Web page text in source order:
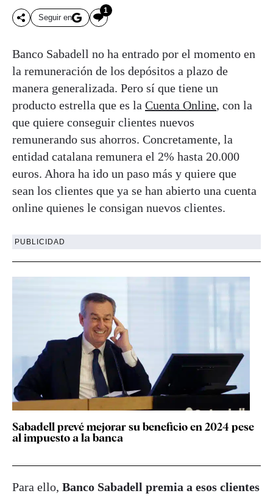
Seguir en
1
Banco Sabadell no ha entrado por el momento en
la remuneración de los depósitos a plazo de
manera generalizada. Pero sí que tiene un
producto estrella que es la Cuenta Online, con la
que quiere conseguir clientes nuevos
remunerando sus ahorros. Concretamente, la
entidad catalana remunera el 2% hasta 20.000
euros. Ahora ha ido un paso más y quiere que
sean los clientes que ya se han abierto una cuenta
online quienes le consigan nuevos clientes.
PUBLICIDAD
Sabadell prevé mejorar su beneficio en 2024 pese
al impuesto a la banca
Para ello, Banco Sabadell premia a esos clientes